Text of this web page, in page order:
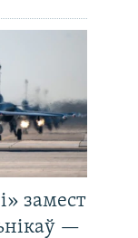
замест
—